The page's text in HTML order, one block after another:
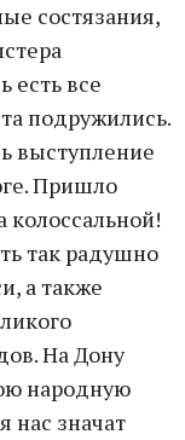
состязания,
есть все
подружились.
выступление
Пришло
так радушно
а также
На Дону
народную
нас значат